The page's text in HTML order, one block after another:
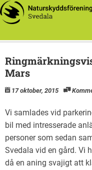
Mars
17 oktober, 2015
Vi samlades vid
bil med intresserade
personer som sedan
Svedala vid en gård. Vi
då en aning svajigt att